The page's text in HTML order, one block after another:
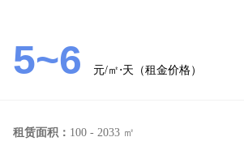
5~6 元/㎡⋅天（租金价格）
租赁面积： 100 - 2033 ㎡